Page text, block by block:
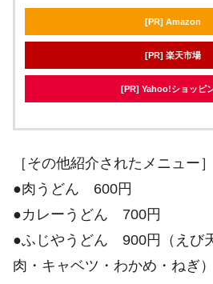
[PR] Amazon
[PR] 楽天市場
[PR] Yahoo!ショッピ
［その他紹介されたメニュー］
●肉うどん 600円
●カレーうどん 700円
●ふじやうどん 900円（えび
肉・キャベツ・わかめ・ねぎ）